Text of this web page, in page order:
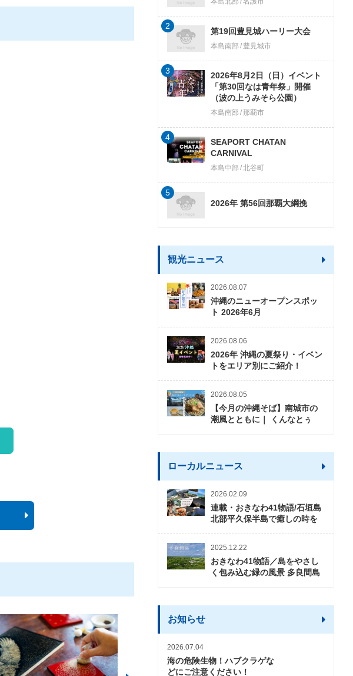
第19回豊見城ハーリー大会
本島南部 豊見城市
2
2026年8月2日（日）イベント
「第30回なは青年祭」開催
（波の上うみそら公園）
本島南部 那覇市
3
SEAPORT CHATAN
CARNIVAL
本島中部 北谷町
4
2026年 第56回那覇大綱挽
5
観光ニュース
2026.08.07
沖縄のニューオープンスポッ
ト 2026年6月
2026.08.06
2026年 沖縄の夏祭り・イベン
トをエリア別にご紹介！
2026.08.05
【今月の沖縄そば】南城市の
潮風とともに｜ くんなとぅ
ローカルニュース
2026.02.09
連載・おきなわ41物語/石垣島
北部平久保半島で癒しの時を
2025.12.22
おきなわ41物語／島をやさし
く包み込む緑の風景 多良間島
お知らせ
2026.07.04
海の危険生物！ハブクラゲな
どにご注意ください！